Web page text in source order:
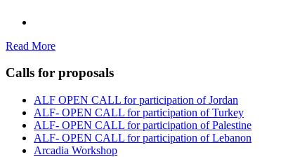
Read More
Calls for proposals
ALF OPEN CALL for participation of Jordan
ALF- OPEN CALL for participation of Turkey
ALF- OPEN CALL for participation of Palestine
ALF- OPEN CALL for participation of Lebanon
Arcadia Workshop